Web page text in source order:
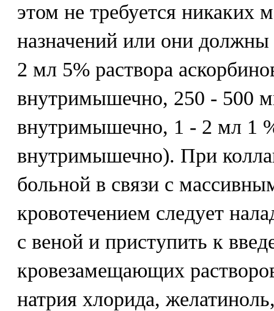
этом не требуется никаких
назначений или они
2 мл 5% раствора
внутримышечно, 250 - 500
внутримышечно, 1 - 2 мл 1
внутримышечно). При
больной в связи с
кровотечением следует
с веной и приступить к
кровезамещающих
натрия хлорида,